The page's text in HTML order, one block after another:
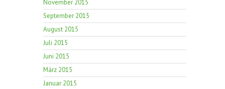
November 2015
September 2015
August 2015
Juli 2015
Juni 2015
März 2015
Januar 2015